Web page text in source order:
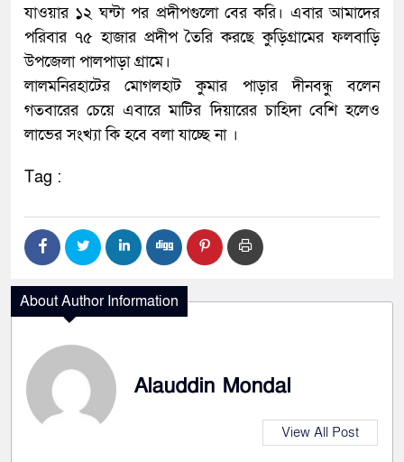
যাওয়ার ১২ ঘন্টা পর প্রদীপগুলো বের করি। এবার আমাদের
পরিবার ৭৫ হাজার প্রদীপ তৈরি করছে কুড়িগ্রামের ফলবাড়ি
উপজেলা পালপাড়া গ্রামে।
লালমনিরহাটের মোগলহাট কুমার পাড়ার দীনবন্ধু বলেন
গতবারের চেয়ে এবারে মাটির দিয়ারের চাহিদা বেশি হলেও
লাভের সংখ্যা কি হবে বলা যাচ্ছে না ।
Tag :
About Author Information
Alauddin Mondal
View All Post